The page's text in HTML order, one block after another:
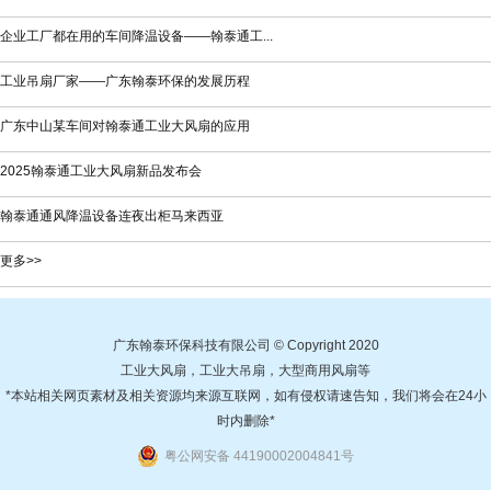
企业工厂都在用的车间降温设备——翰泰通工...
工业吊扇厂家——广东翰泰环保的发展历程
广东中山某车间对翰泰通工业大风扇的应用
2025翰泰通工业大风扇新品发布会
翰泰通通风降温设备连夜出柜马来西亚
更多>>
广东翰泰环保科技有限公司 © Copyright 2020
工业大风扇，工业大吊扇，大型商用风扇等
*本站相关网页素材及相关资源均来源互联网，如有侵权请速告知，我们将会在24小
时内删除*
粤公网安备 44190002004841号